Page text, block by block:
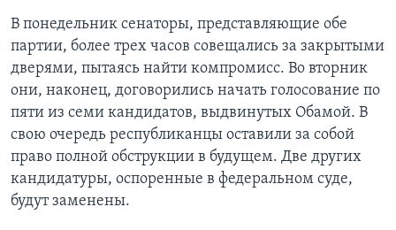
В понедельник сенаторы, представляющие обе
партии, более трех часов совещались за закрытыми
дверями, пытаясь найти компромисс. Во вторник
они, наконец, договорились начать голосование по
пяти из семи кандидатов, выдвинутых Обамой. В
свою очередь республиканцы оставили за собой
право полной обструкции в будущем. Две других
кандидатуры, оспоренные в федеральном суде,
будут заменены.